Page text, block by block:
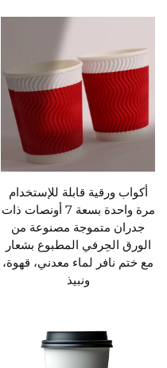
أكواب ورقية قابلة للإستخدام
مرة واحدة بسعة 7 أونصات ذات
جدران متموجة مصنوعة من
الورق الحِرفي المطبوع بشعار
مع ختم نافر لماء معدني، قهوة،
ونبيذ